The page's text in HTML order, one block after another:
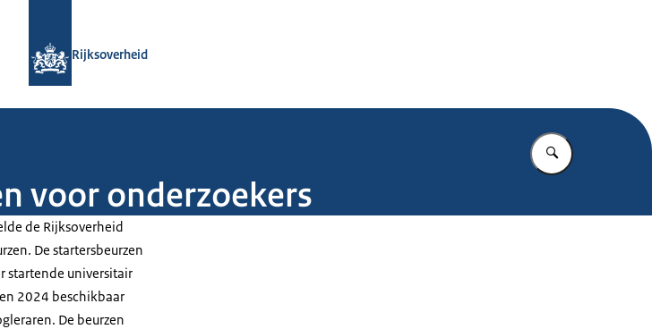
Rijksoverheid
Vul in wat u
voor onderzoekers
de Rijksoverheid
De startersbeurzen
startende universitair
2024 beschikbaar
De beurzen